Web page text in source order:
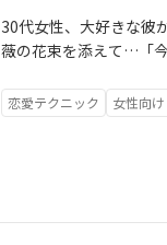
30代女性、大好きな彼
薇の花束を添えて…「
ざいます♡
恋愛テクニック 女性向け